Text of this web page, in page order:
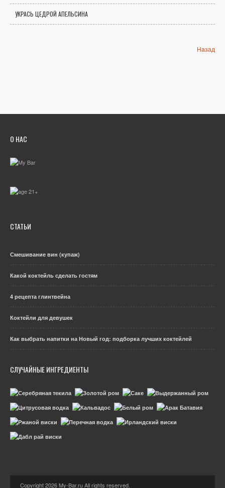
УКРАСЬ ЦЕДРОЙ АПЕЛЬСИНА
Назад
О НАС
СТАТЬИ
Смешивание вин (купаж)
Какой коктейль сделать гостям
4 рецепта глинтвейна
Коктейли для девушек
Как выбрать напитки на Новый год: подборка лучших коктейлей
СЛУЧАЙНЫЕ ИНГРЕДИЕНТЫ
Copyright 2026 My-Bar.ru All rights reserved.